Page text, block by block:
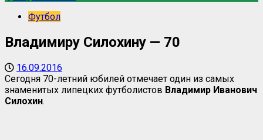
Футбол
Владимиру Силохину — 70
16.09.2016
Сегодня 70-летний юбилей отмечает один из самых
знаменитых липецких футболистов Владимир Иванович
Силохин.